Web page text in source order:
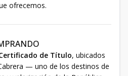
ofrecemos.
de Título, ubicados
— uno de los destinos de